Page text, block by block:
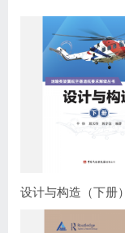
设计与构造（下册）